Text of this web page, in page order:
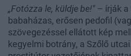
„Fotózza le, küldje be!" – írják a
babaházas, erősen pedofil
szövegezéssel ellátott kép
kegyelmi botrány, a Szőlő